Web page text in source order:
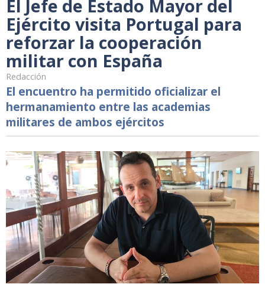
El Jefe de Estado Mayor del
Ejército visita Portugal para
reforzar la cooperación
militar con España
Redacción
El encuentro ha permitido oficializar el
hermanamiento entre las academias
militares de ambos ejércitos